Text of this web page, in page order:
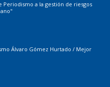
Periodismo a la gestión de riesgos
Álvaro Gómez Hurtado / Mejor